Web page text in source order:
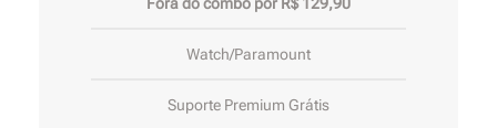
Watch/Paramount
Suporte Premium Grátis